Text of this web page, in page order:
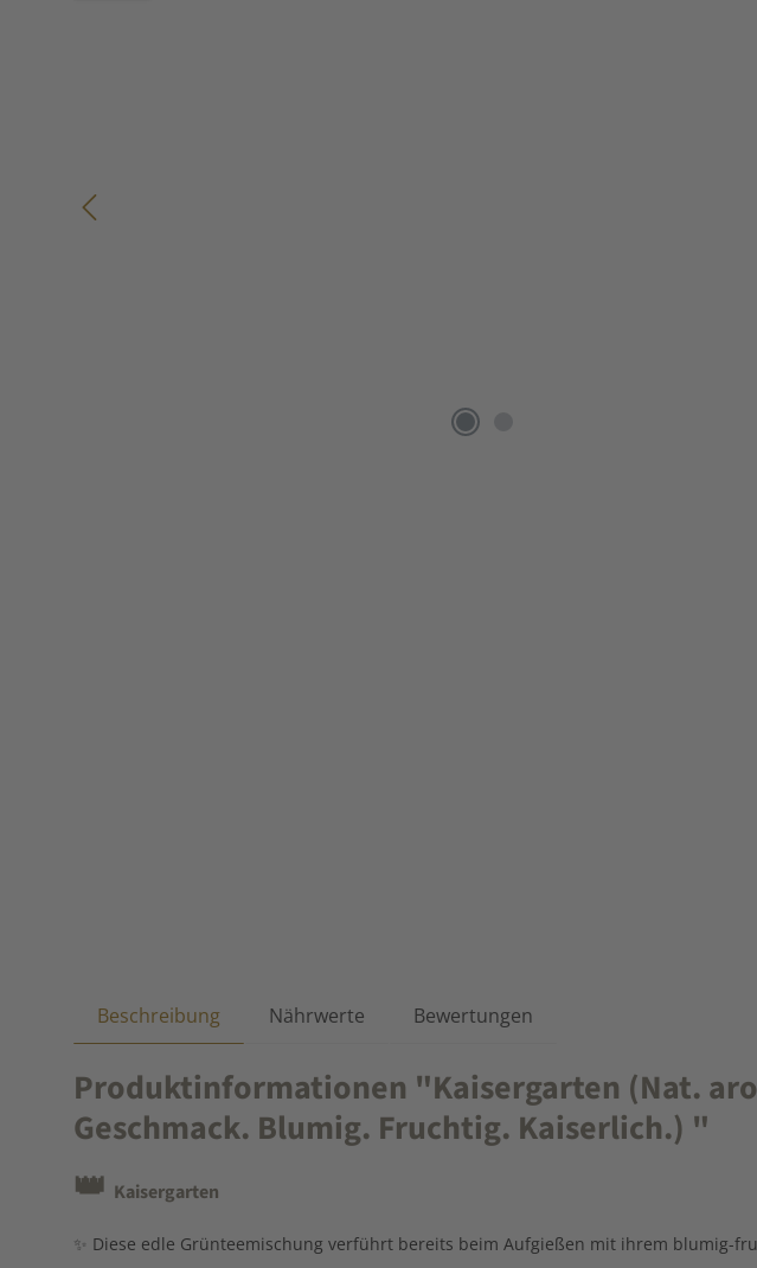
Beschreibung Nährwerte Bewertungen
Produktinformationen "Kaisergarten (Nat.
Geschmack. Blumig. Fruchtig. Kaiserlich.) "
👑 Kaisergarten
✨ Diese edle Grünteemischung verführt bereits beim Aufgießen mit ihrem blumig-